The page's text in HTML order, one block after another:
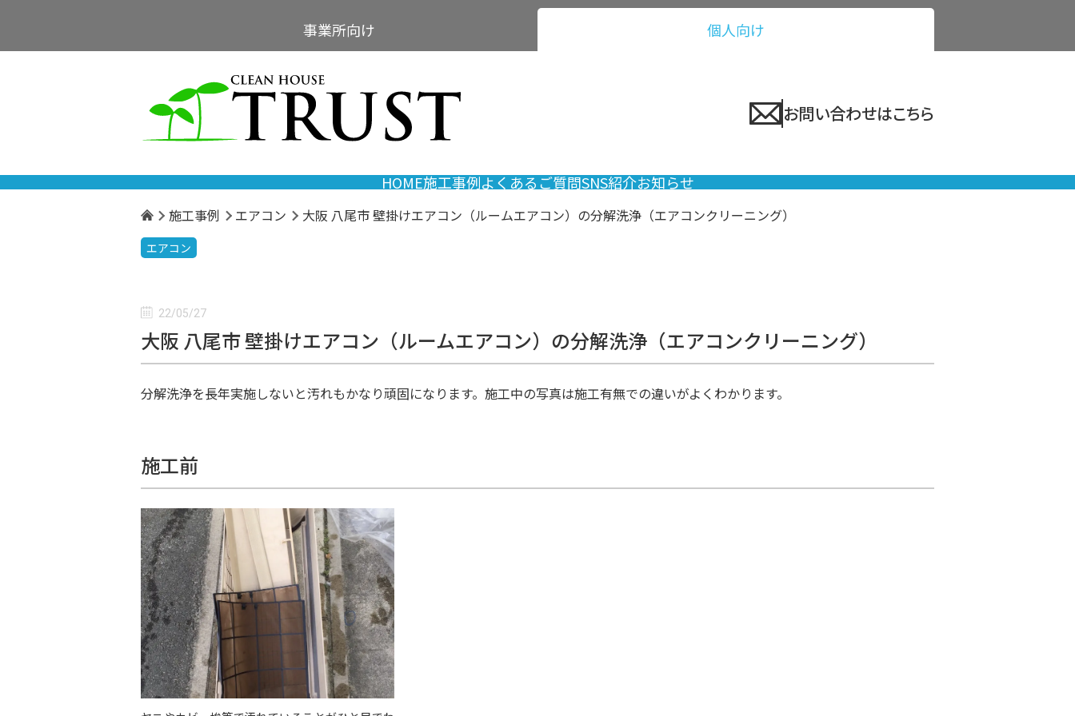
事業所向け 個人向け
お問い合わせはこちら
HOME施工事例よくあるご質問SNS紹介お知らせ
施工事例 エアコン 大阪 八尾市 壁掛けエアコン（ルームエアコン）の分解洗浄（エアコンクリーニング）
エアコン
22/05/27
大阪 八尾市 壁掛けエアコン（ルームエアコン）の分解洗浄（エアコンクリーニング）
分解洗浄を長年実施しないと汚れもかなり頑固になります。施工中の写真は施工有無での違いがよくわかります。
施工前